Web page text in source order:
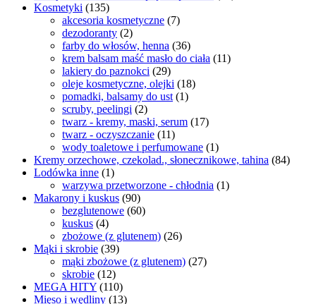
Kosmetyki (135)
akcesoria kosmetyczne (7)
dezodoranty (2)
farby do włosów, henna (36)
krem balsam maść masło do ciała (11)
lakiery do paznokci (29)
oleje kosmetyczne, olejki (18)
pomadki, balsamy do ust (1)
scruby, peelingi (2)
twarz - kremy, maski, serum (17)
twarz - oczyszczanie (11)
wody toaletowe i perfumowane (1)
Kremy orzechowe, czekolad., słonecznikowe, tahina (84)
Lodówka inne (1)
warzywa przetworzone - chłodnia (1)
Makarony i kuskus (90)
bezglutenowe (60)
kuskus (4)
zbożowe (z glutenem) (26)
Mąki i skrobie (39)
mąki zbożowe (z glutenem) (27)
skrobie (12)
MEGA HITY (110)
Mięso i wędliny (13)